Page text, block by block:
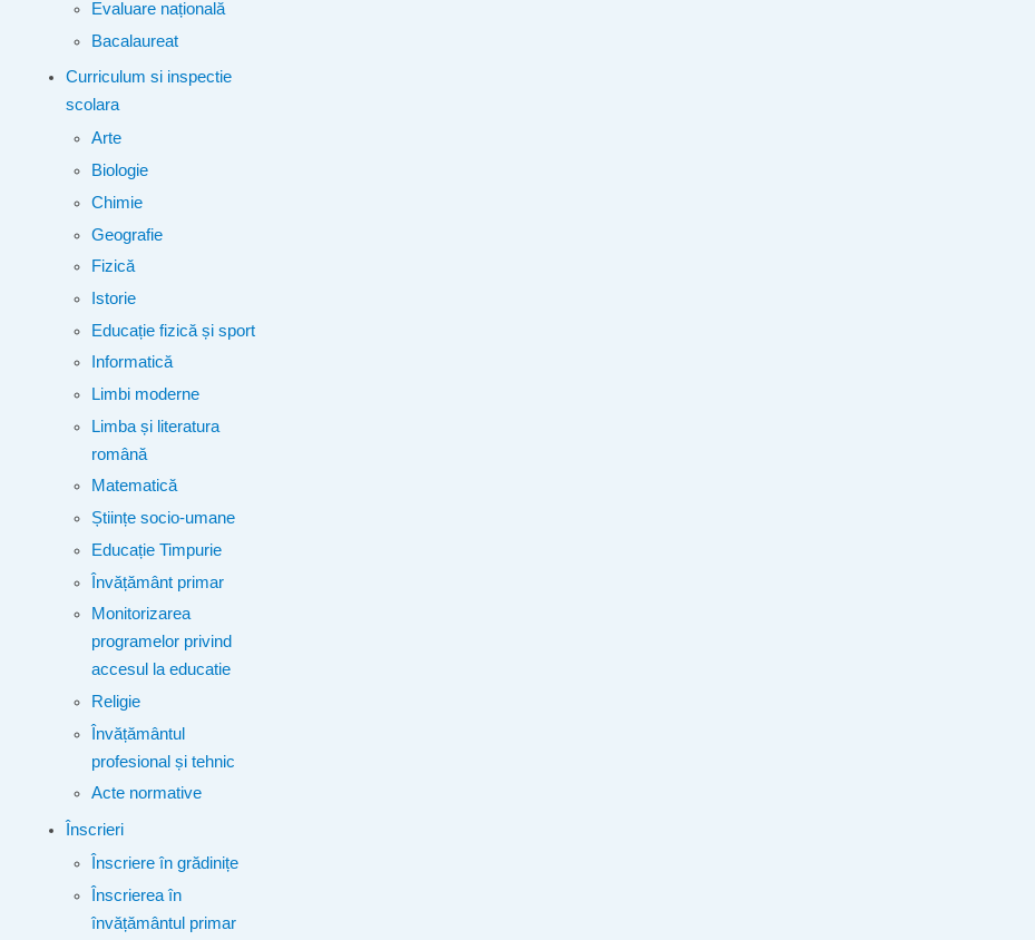
Evaluare națională
Bacalaureat
Curriculum si inspectie
scolara
Arte
Biologie
Chimie
Geografie
Fizică
Istorie
Educație fizică și sport
Informatică
Limbi moderne
Limba și literatura
română
Matematică
Științe socio-umane
Educație Timpurie
Învățământ primar
Monitorizarea
programelor privind
accesul la educatie
Religie
Învățământul
profesional și tehnic
Acte normative
Înscrieri
Înscriere în grădinițe
Înscrierea în
învățământul primar